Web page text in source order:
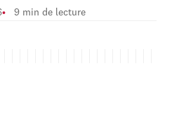
9 min de lecture